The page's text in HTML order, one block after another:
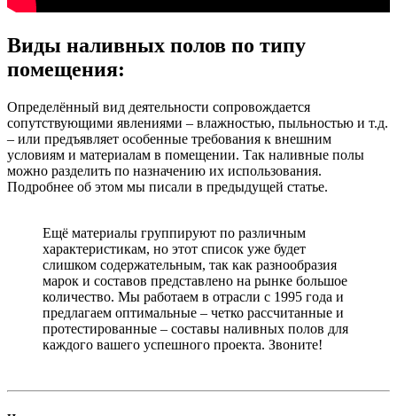
Виды наливных полов по типу
помещения:
Определённый вид деятельности сопровождается
сопутствующими явлениями – влажностью, пыльностью и т.д.
– или предъявляет особенные требования к внешним
условиям и материалам в помещении. Так наливные полы
можно разделить по назначению их использования.
Подробнее об этом мы писали в предыдущей статье.
Ещё материалы группируют по различным
характеристикам, но этот список уже будет
слишком содержательным, так как разнообразия
марок и составов представлено на рынке большое
количество. Мы работаем в отрасли с 1995 года и
предлагаем оптимальные – четко рассчитанные и
протестированные – составы наливных полов для
каждого вашего успешного проекта. Звоните!